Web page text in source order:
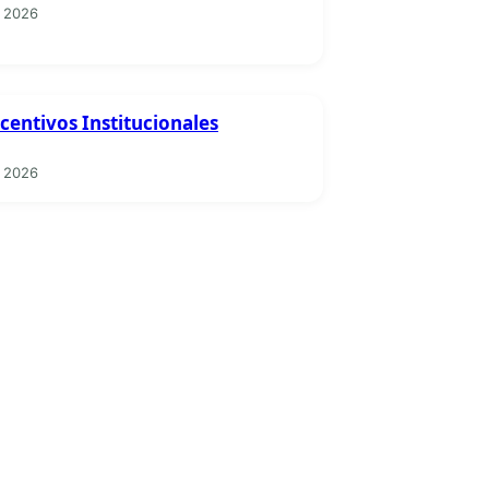
Institucionales